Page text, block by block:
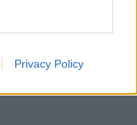
Privacy Policy